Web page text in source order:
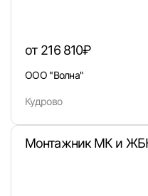
Пароль
от 216 810₽
ООО "Волна"
Кудрово
Монтажник МК и